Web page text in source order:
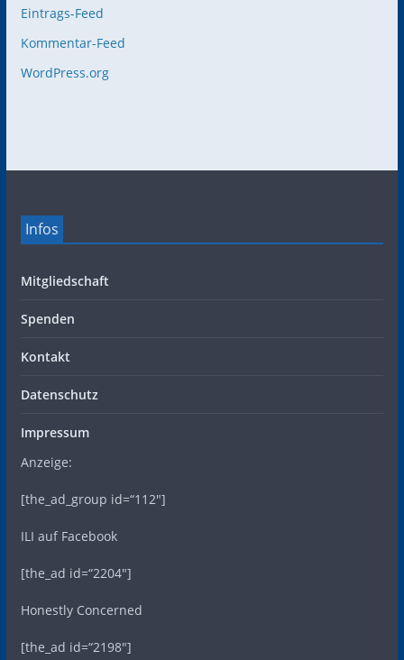
Eintrags-Feed
Kommentar-Feed
WordPress.org
Infos
Mitgliedschaft
Spenden
Kontakt
Datenschutz
Impressum
Anzeige:
[the_ad_group id=“112″]
ILI auf Facebook
[the_ad id=“2204″]
Honestly Concerned
[the_ad id=“2198″]